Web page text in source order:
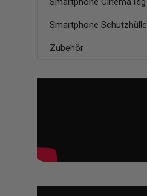
Smartphone Schutzhülle
Zubehör